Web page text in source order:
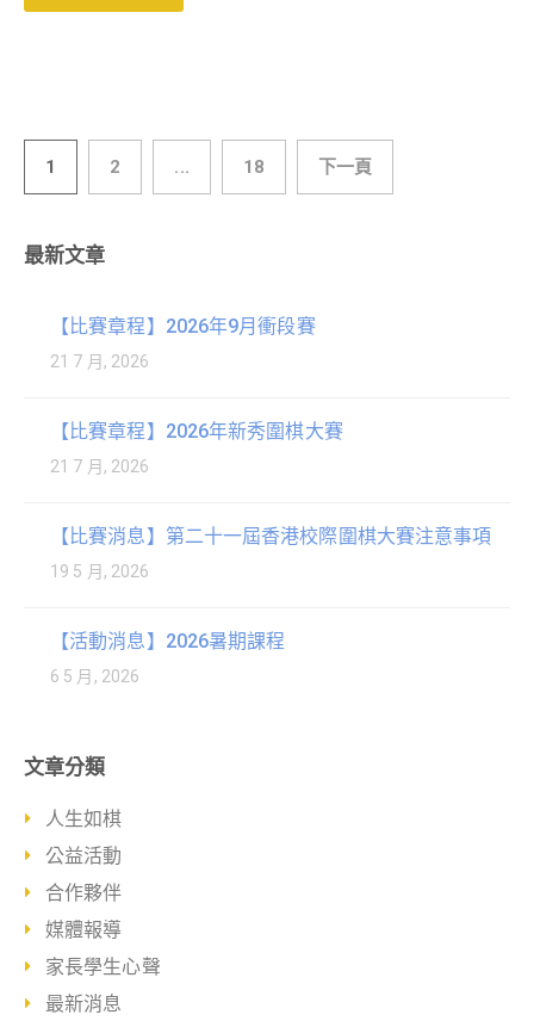
1 2 ... 18 下一頁
最新文章
【比賽章程】2026年9月衝段賽
21 7 月, 2026
【比賽章程】2026年新秀圍棋大賽
21 7 月, 2026
【比賽消息】第二十一屆香港校際圍棋大賽注意事項
19 5 月, 2026
【活動消息】2026暑期課程
6 5 月, 2026
文章分類
人生如棋
公益活動
合作夥伴
媒體報導
家長學生心聲
最新消息